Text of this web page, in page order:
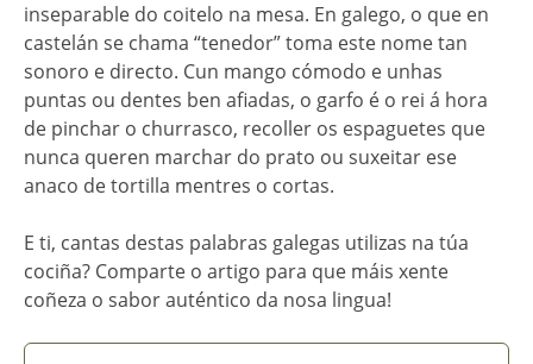
inseparable do coitelo na mesa. En galego, o que en
castelán se chama “tenedor” toma este nome tan
sonoro e directo. Cun mango cómodo e unhas
puntas ou dentes ben afiadas, o garfo é o rei á hora
de pinchar o churrasco, recoller os espaguetes que
nunca queren marchar do prato ou suxeitar ese
anaco de tortilla mentres o cortas.
E ti, cantas destas palabras galegas utilizas na túa
cociña? Comparte o artigo para que máis xente
coñeza o sabor auténtico da nosa lingua!